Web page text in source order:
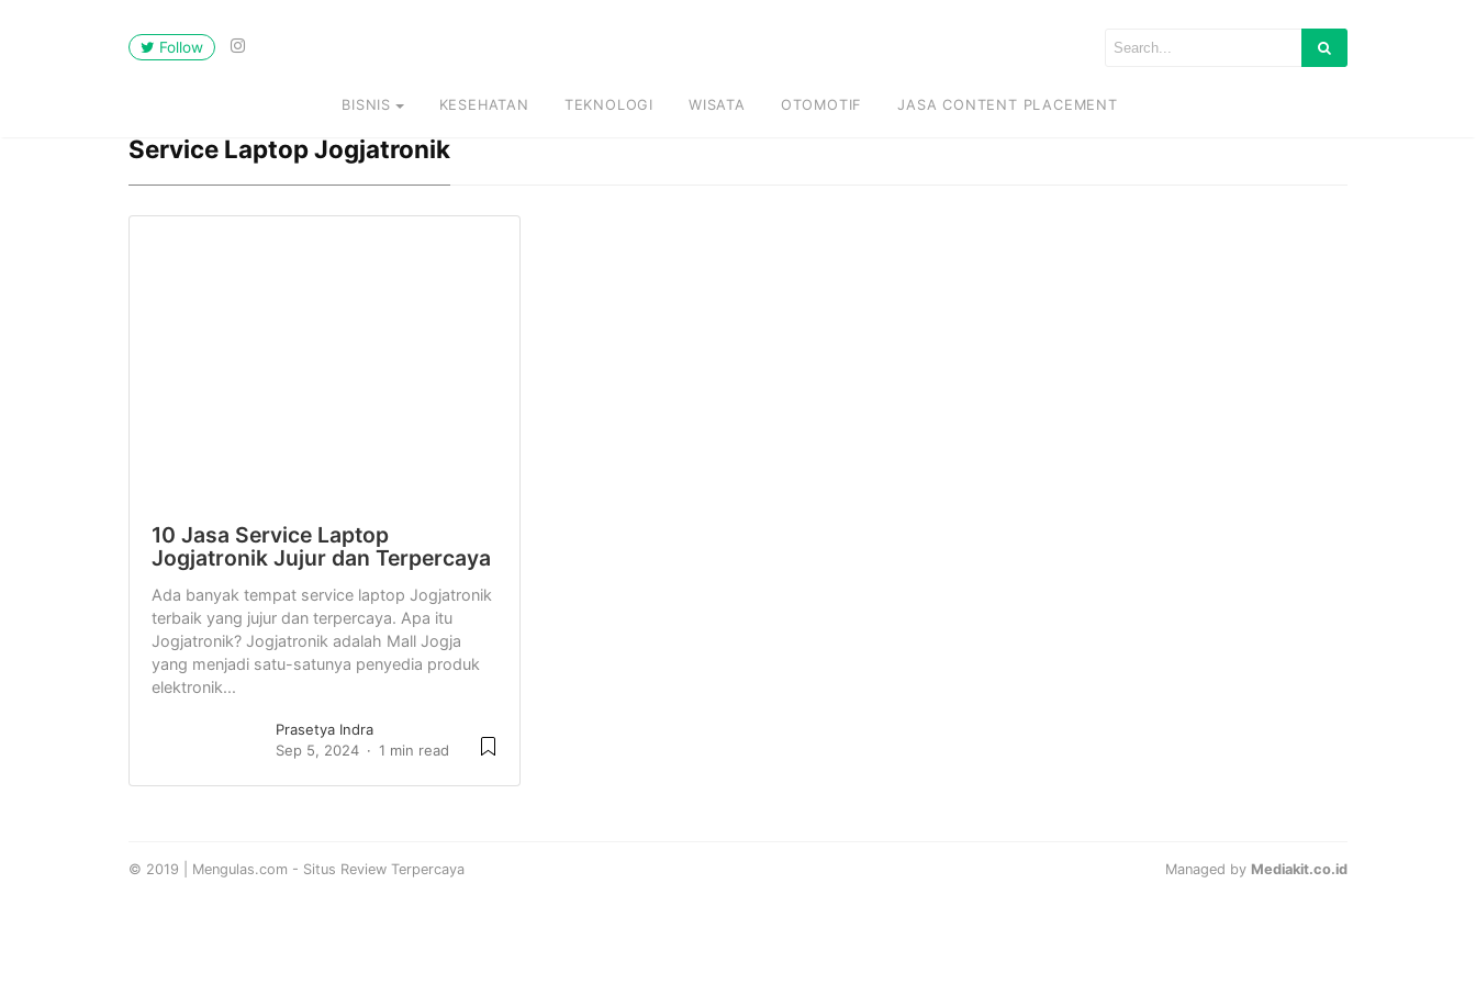
Follow
BISNIS KESEHATAN TEKNOLOGI WISATA OTOMOTIF JASA CONTENT PLACEMENT
Service Laptop Jogjatronik
10 Jasa Service Laptop
Jogjatronik Jujur dan Terpercaya
Ada banyak tempat service laptop Jogjatronik
terbaik yang jujur dan terpercaya. Apa itu
Jogjatronik? Jogjatronik adalah Mall Jogja
yang menjadi satu-satunya penyedia produk
elektronik...
Prasetya Indra
Sep 5, 2024
1 min read
© 2019 | Mengulas.com - Situs Review Terpercaya Managed by Mediakit.co.id